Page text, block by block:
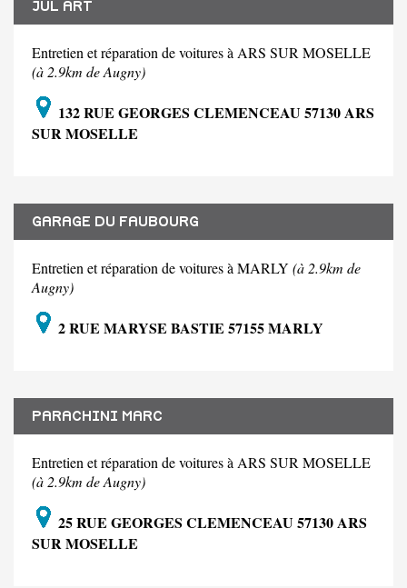
JUL ART
Entretien et réparation de voitures à ARS SUR MOSELLE
(à 2.9km de Augny)
132 RUE GEORGES CLEMENCEAU 57130 ARS
SUR MOSELLE
GARAGE DU FAUBOURG
Entretien et réparation de voitures à MARLY (à 2.9km de
Augny)
2 RUE MARYSE BASTIE 57155 MARLY
PARACHINI MARC
Entretien et réparation de voitures à ARS SUR MOSELLE
(à 2.9km de Augny)
25 RUE GEORGES CLEMENCEAU 57130 ARS
SUR MOSELLE